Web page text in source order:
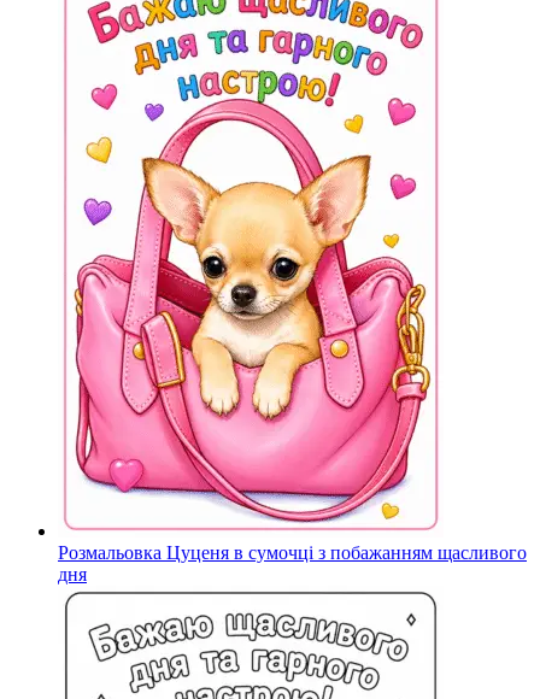
Розмальовка Цуценя в сумочці з побажанням щасливого
дня